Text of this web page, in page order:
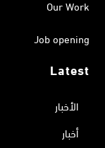
Our Work
Job opening
Latest
الأخبار
أخبار